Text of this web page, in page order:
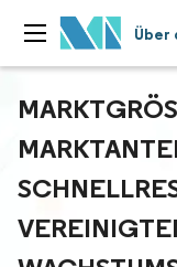
Über
EREINIGTEN